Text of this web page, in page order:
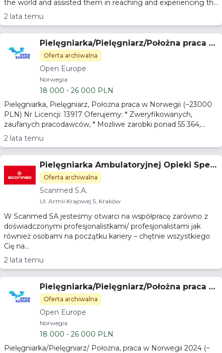
the world and assisted them in reaching and experiencing th...
2 lata temu
Pielęgniarka/Pielęgniarz/Położna praca w
Norwegii
Oferta archiwalna
Open Europe
Norwegia
18 000 - 26 000 PLN
Pielęgniarka, Pielęgniarz, Położna praca w Norwegii (~23000
PLN) Nr Licencji: 13917 Oferujemy: * Zweryfikowanych,
zaufanych pracodawców, * Możliwe zarobki ponad 55 364,...
2 lata temu
Pielęgniarka Ambulatoryjnej Opieki Specj
alistycznej
Oferta archiwalna
Scanmed S.A.
Ul. Armii Krajowej 5, Kraków
W Scanmed SA jesteśmy otwarci na współpracę zarówno z
doświadczonymi profesjonalistkami/ profesjonalistami jak
również osobami na początku kariery – chętnie wszystkiego
Cię na...
2 lata temu
Pielęgniarka/Pielęgniarz/Położna praca w
Norwegii 23.000 PLN/m
Oferta archiwalna
Open Europe
Norwegia
18 000 - 26 000 PLN
Pielęgniarka/Pielęgniarz/ Położna, praca w Norwegii 2024 (~